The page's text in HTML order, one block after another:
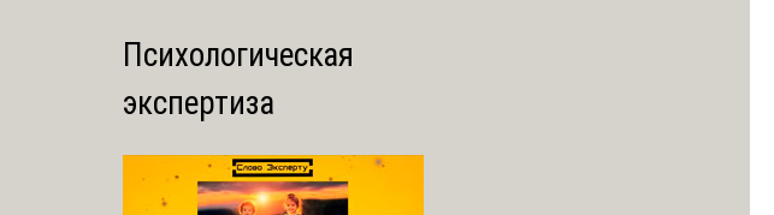
Психологическая
экспертиза